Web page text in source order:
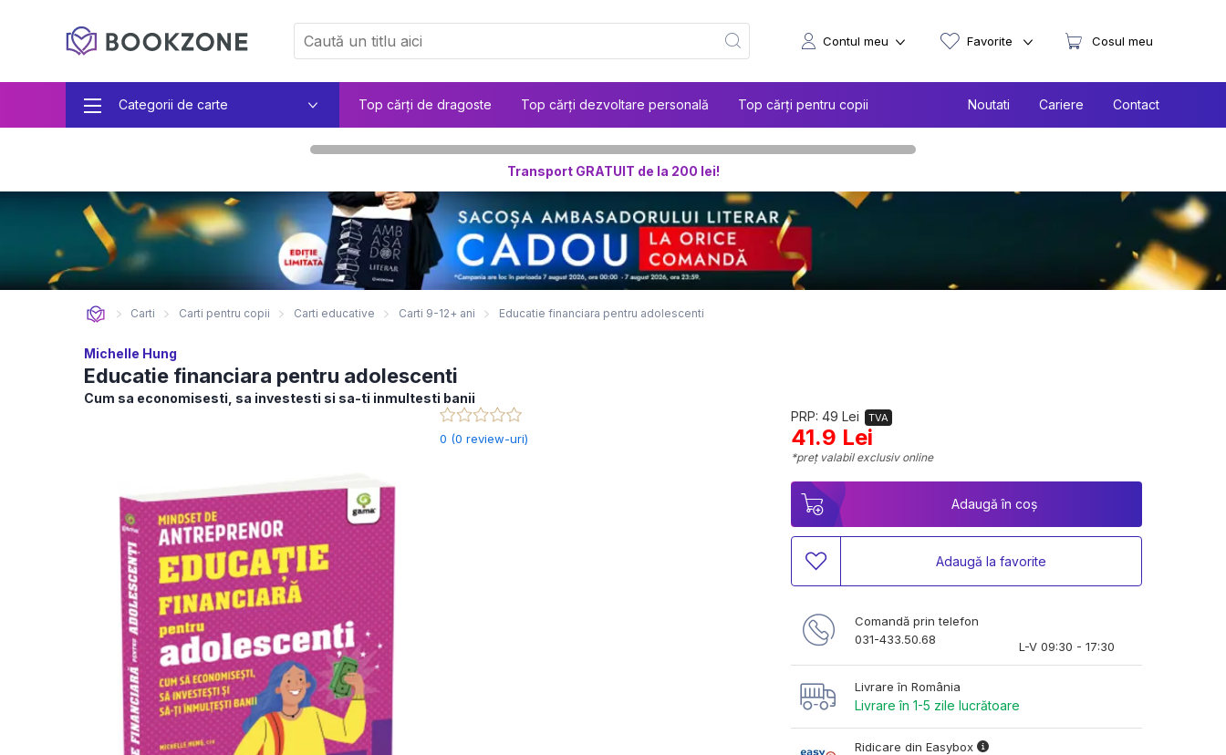
Categorii de carte Top cărți de dragoste Top cărți dezvoltare personală Top cărți pentru copii Noutati Cariere Contact
Contul meu Favorite Cosul meu
Transport GRATUIT de la 200 lei!
Carti Carti pentru copii Carti educative Carti 9-12+ ani Educatie financiara pentru adolescenti
Michelle Hung
Educatie financiara pentru adolescenti
Cum sa economisesti, sa investesti si sa-ti inmultesti banii
0 (0 review-uri)
PRP: 49 Lei TVA
41.9 Lei
*preț valabil exclusiv online
Adaugă în coș
Adaugă la favorite
Comandă prin telefon
031-433.50.68
L-V 09:30 - 17:30
Livrare în România
Livrare în 1-5 zile lucrătoare
Ridicare din Easybox